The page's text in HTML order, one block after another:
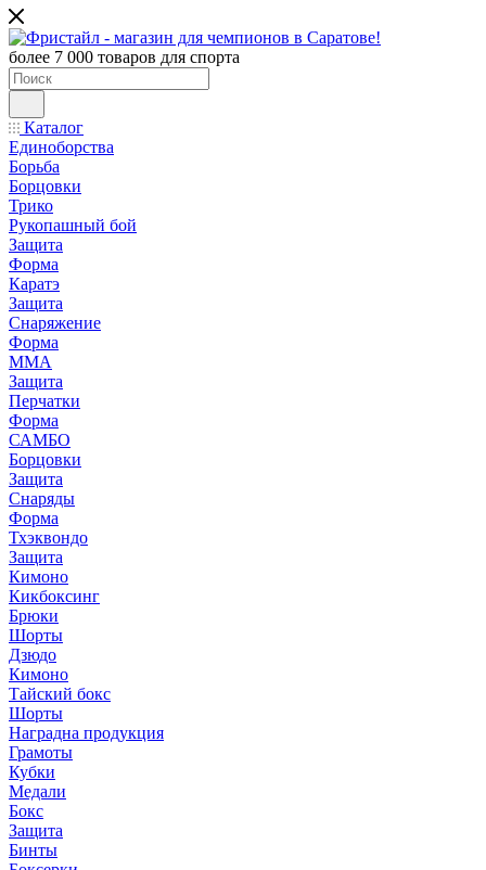
более 7 000 товаров для спорта
Каталог
Единоборства
Борьба
Борцовки
Трико
Рукопашный бой
Защита
Форма
Каратэ
Защита
Снаряжение
Форма
ММА
Защита
Перчатки
Форма
САМБО
Борцовки
Защита
Снаряды
Форма
Тхэквондо
Защита
Кимоно
Кикбоксинг
Брюки
Шорты
Дзюдо
Кимоно
Тайский бокс
Шорты
Наградна продукция
Грамоты
Кубки
Медали
Бокс
Защита
Бинты